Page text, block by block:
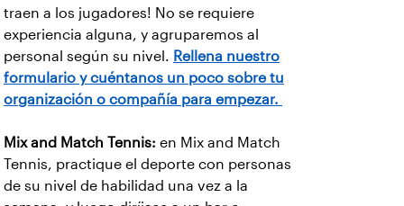
traen a los jugadores! No se requiere
experiencia alguna, y agruparemos al
personal según su nivel. Rellena nuestro
formulario y cuéntanos un poco sobre tu
organización o compañía para empezar.
Mix and Match Tennis: en Mix and Match
Tennis, practique el deporte con personas
de su nivel de habilidad una vez a la